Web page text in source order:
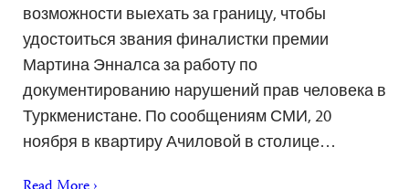
возможности выехать за границу, чтобы
удостоиться звания финалистки премии
Мартина Энналса за работу по
документированию нарушений прав человека в
Туркменистане. По сообщениям СМИ, 20
ноября в квартиру Ачиловой в столице…